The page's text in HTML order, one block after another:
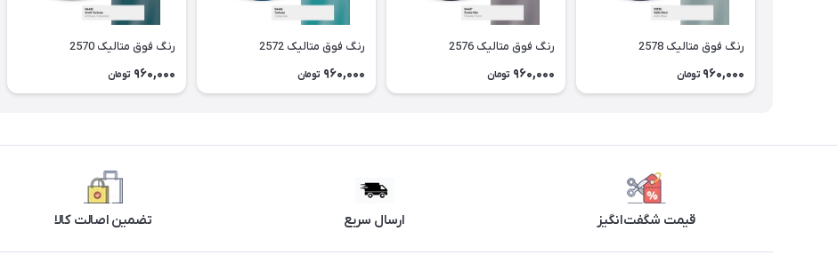
رنگ فوق متالیک 2578
960,000 تومان
رنگ فوق متالیک 2576
960,000 تومان
رنگ فوق متالیک 2572
960,000 تومان
رنگ فوق متالیک 2570
960,000 تومان
قیمت شگفت‌انگیز ارسال سریع تضمین اصالت کالا